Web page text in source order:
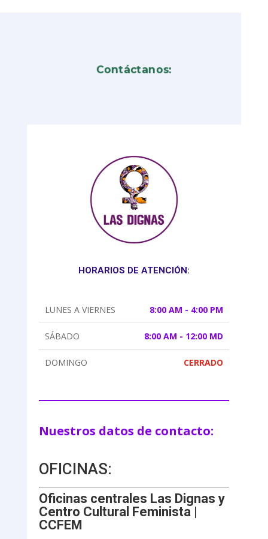
Contáctanos:
HORARIOS DE ATENCIÓN:
LUNES A VIERNES 8:00 AM - 4:00 PM
SÁBADO 8:00 AM - 12:00 MD
DOMINGO CERRADO
Nuestros datos de contacto:
OFICINAS:
Oficinas centrales Las Dignas y
Centro Cultural Feminista |
CCFEM